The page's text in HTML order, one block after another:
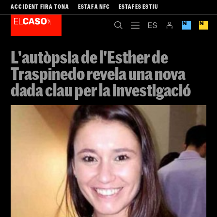
ACCIDENT FIRA TONA ESTAFA NFC ESTAFES ESTIU
L'autòpsia de l'Esther de
Traspinedo revela una nova
dada clau per la investigació